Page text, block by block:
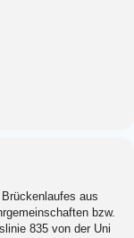
aus
bzw.
835 von der Uni